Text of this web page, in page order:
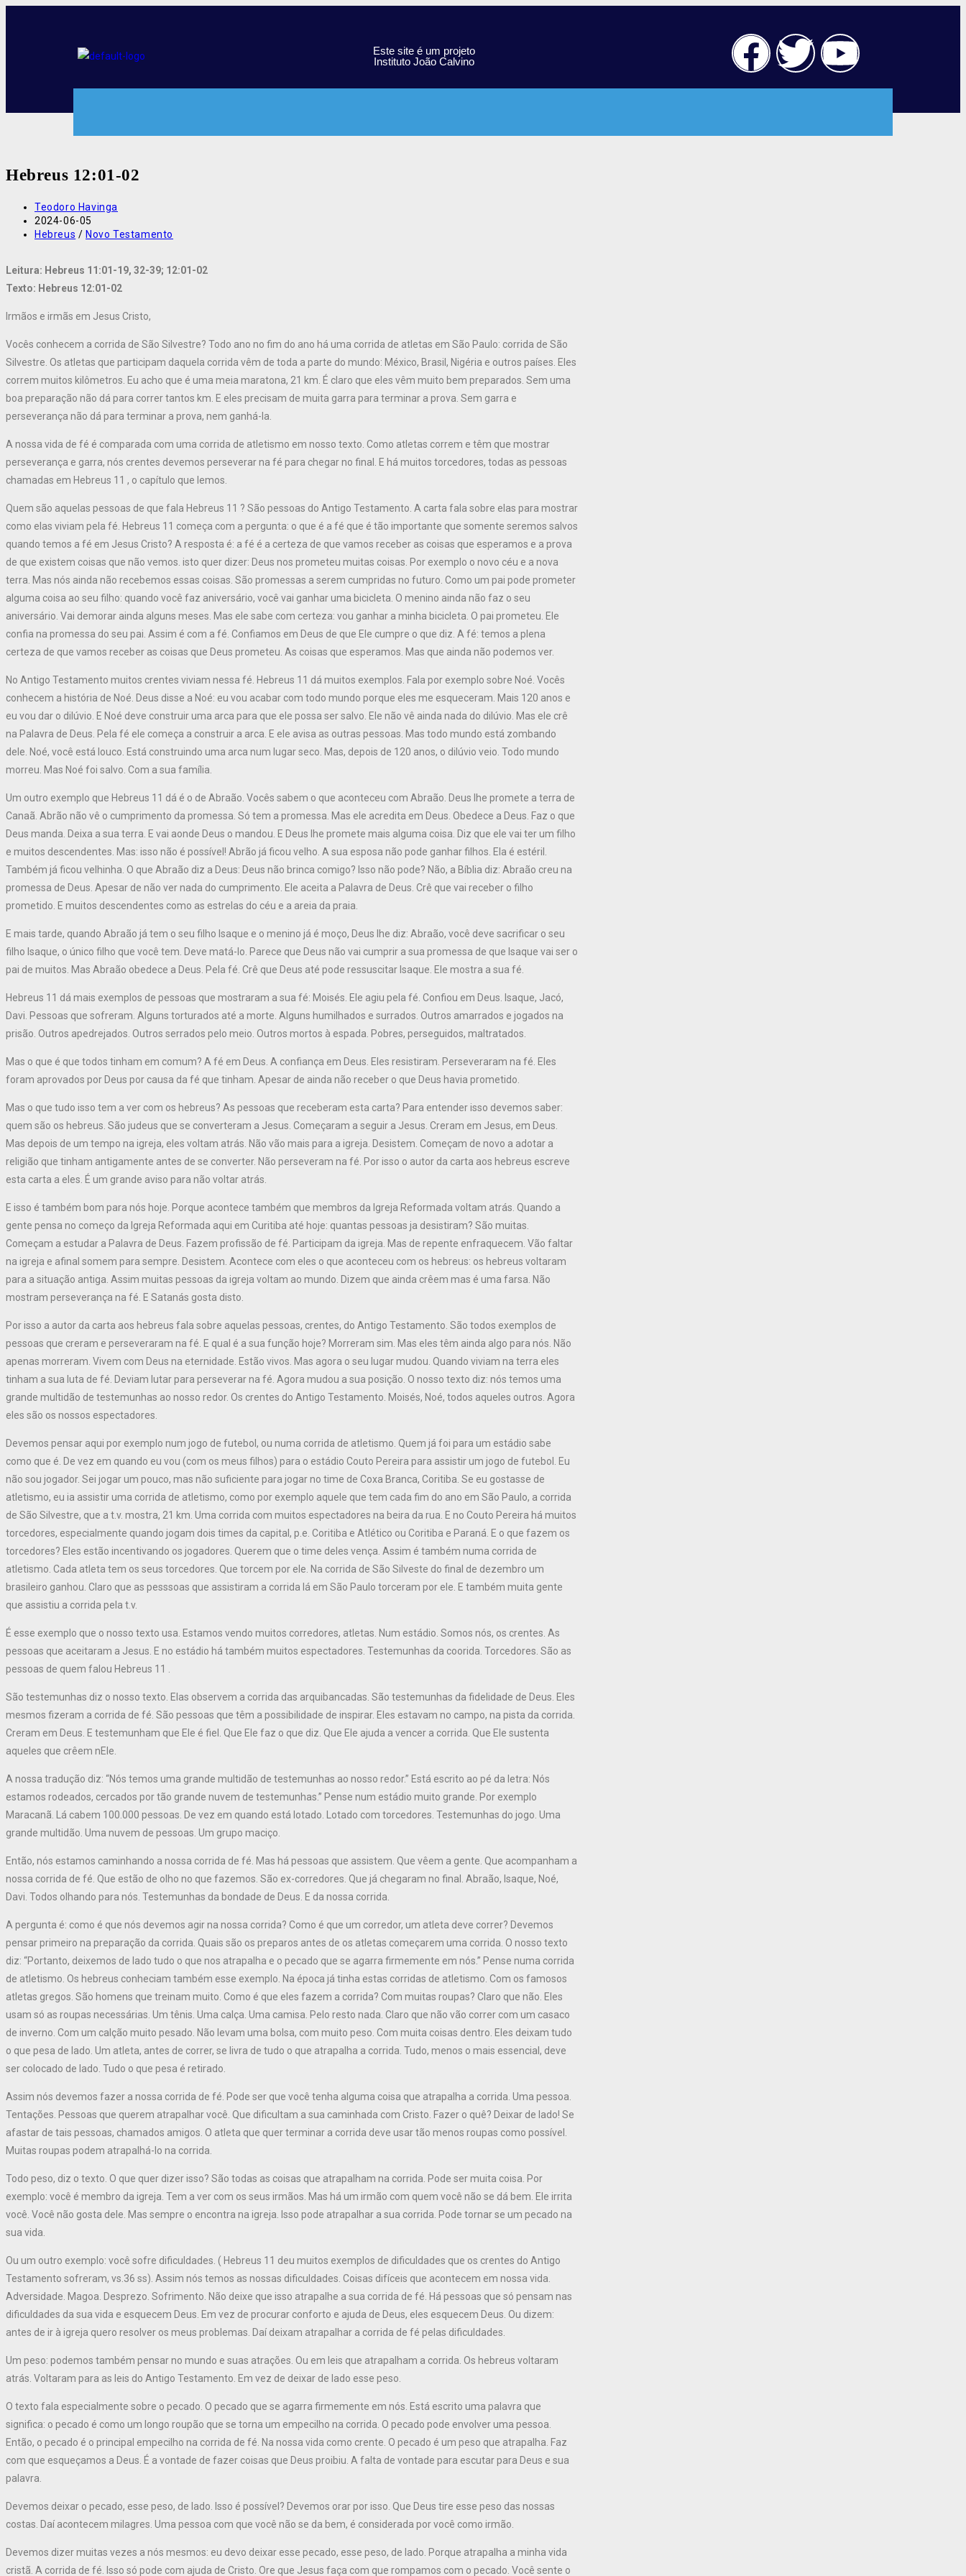
Este site é um projeto
Instituto João Calvino
Hebreus 12:01-02
Teodoro Havinga
2024-06-05
Hebreus / Novo Testamento
Leitura: Hebreus 11:01-19, 32-39; 12:01-02
Texto: Hebreus 12:01-02
Irmãos e irmãs em Jesus Cristo,
Vocês conhecem a corrida de São Silvestre? Todo ano no fim do ano há uma corrida de atletas em São Paulo: corrida de São
Silvestre. Os atletas que participam daquela corrida vêm de toda a parte do mundo: México, Brasil, Nigéria e outros países. Eles
correm muitos kilômetros. Eu acho que é uma meia maratona, 21 km. É claro que eles vêm muito bem preparados. Sem uma
boa preparação não dá para correr tantos km. E eles precisam de muita garra para terminar a prova. Sem garra e
perseverança não dá para terminar a prova, nem ganhá-la.
A nossa vida de fé é comparada com uma corrida de atletismo em nosso texto. Como atletas correm e têm que mostrar
perseverança e garra, nós crentes devemos perseverar na fé para chegar no final. E há muitos torcedores, todas as pessoas
chamadas em Hebreus 11 , o capítulo que lemos.
Quem são aquelas pessoas de que fala Hebreus 11 ? São pessoas do Antigo Testamento. A carta fala sobre elas para mostrar
como elas viviam pela fé. Hebreus 11 começa com a pergunta: o que é a fé que é tão importante que somente seremos salvos
quando temos a fé em Jesus Cristo? A resposta é: a fé é a certeza de que vamos receber as coisas que esperamos e a prova
de que existem coisas que não vemos. isto quer dizer: Deus nos prometeu muitas coisas. Por exemplo o novo céu e a nova
terra. Mas nós ainda não recebemos essas coisas. São promessas a serem cumpridas no futuro. Como um pai pode prometer
alguma coisa ao seu filho: quando você faz aniversário, você vai ganhar uma bicicleta. O menino ainda não faz o seu
aniversário. Vai demorar ainda alguns meses. Mas ele sabe com certeza: vou ganhar a minha bicicleta. O pai prometeu. Ele
confia na promessa do seu pai. Assim é com a fé. Confiamos em Deus de que Ele cumpre o que diz. A fé: temos a plena
certeza de que vamos receber as coisas que Deus prometeu. As coisas que esperamos. Mas que ainda não podemos ver.
No Antigo Testamento muitos crentes viviam nessa fé. Hebreus 11 dá muitos exemplos. Fala por exemplo sobre Noé. Vocês
conhecem a história de Noé. Deus disse a Noé: eu vou acabar com todo mundo porque eles me esqueceram. Mais 120 anos e
eu vou dar o dilúvio. E Noé deve construir uma arca para que ele possa ser salvo. Ele não vê ainda nada do dilúvio. Mas ele crê
na Palavra de Deus. Pela fé ele começa a construir a arca. E ele avisa as outras pessoas. Mas todo mundo está zombando
dele. Noé, você está louco. Está construindo uma arca num lugar seco. Mas, depois de 120 anos, o dilúvio veio. Todo mundo
morreu. Mas Noé foi salvo. Com a sua família.
Um outro exemplo que Hebreus 11 dá é o de Abraão. Vocês sabem o que aconteceu com Abraão. Deus lhe promete a terra de
Canaã. Abrão não vê o cumprimento da promessa. Só tem a promessa. Mas ele acredita em Deus. Obedece a Deus. Faz o que
Deus manda. Deixa a sua terra. E vai aonde Deus o mandou. E Deus lhe promete mais alguma coisa. Diz que ele vai ter um filho
e muitos descendentes. Mas: isso não é possível! Abrão já ficou velho. A sua esposa não pode ganhar filhos. Ela é estéril.
Também já ficou velhinha. O que Abraão diz a Deus: Deus não brinca comigo? Isso não pode? Não, a Bíblia diz: Abraão creu na
promessa de Deus. Apesar de não ver nada do cumprimento. Ele aceita a Palavra de Deus. Crê que vai receber o filho
prometido. E muitos descendentes como as estrelas do céu e a areia da praia.
E mais tarde, quando Abraão já tem o seu filho Isaque e o menino já é moço, Deus lhe diz: Abraão, você deve sacrificar o seu
filho Isaque, o único filho que você tem. Deve matá-lo. Parece que Deus não vai cumprir a sua promessa de que Isaque vai ser o
pai de muitos. Mas Abraão obedece a Deus. Pela fé. Crê que Deus até pode ressuscitar Isaque. Ele mostra a sua fé.
Hebreus 11 dá mais exemplos de pessoas que mostraram a sua fé: Moisés. Ele agiu pela fé. Confiou em Deus. Isaque, Jacó,
Davi. Pessoas que sofreram. Alguns torturados até a morte. Alguns humilhados e surrados. Outros amarrados e jogados na
prisão. Outros apedrejados. Outros serrados pelo meio. Outros mortos à espada. Pobres, perseguidos, maltratados.
Mas o que é que todos tinham em comum? A fé em Deus. A confiança em Deus. Eles resistiram. Perseveraram na fé. Eles
foram aprovados por Deus por causa da fé que tinham. Apesar de ainda não receber o que Deus havia prometido.
Mas o que tudo isso tem a ver com os hebreus? As pessoas que receberam esta carta? Para entender isso devemos saber:
quem são os hebreus. São judeus que se converteram a Jesus. Começaram a seguir a Jesus. Creram em Jesus, em Deus.
Mas depois de um tempo na igreja, eles voltam atrás. Não vão mais para a igreja. Desistem. Começam de novo a adotar a
religião que tinham antigamente antes de se converter. Não perseveram na fé. Por isso o autor da carta aos hebreus escreve
esta carta a eles. É um grande aviso para não voltar atrás.
E isso é também bom para nós hoje. Porque acontece também que membros da Igreja Reformada voltam atrás. Quando a
gente pensa no começo da Igreja Reformada aqui em Curitiba até hoje: quantas pessoas ja desistiram? São muitas.
Começam a estudar a Palavra de Deus. Fazem profissão de fé. Participam da igreja. Mas de repente enfraquecem. Vão faltar
na igreja e afinal somem para sempre. Desistem. Acontece com eles o que aconteceu com os hebreus: os hebreus voltaram
para a situação antiga. Assim muitas pessoas da igreja voltam ao mundo. Dizem que ainda crêem mas é uma farsa. Não
mostram perseverança na fé. E Satanás gosta disto.
Por isso a autor da carta aos hebreus fala sobre aquelas pessoas, crentes, do Antigo Testamento. São todos exemplos de
pessoas que creram e perseveraram na fé. E qual é a sua função hoje? Morreram sim. Mas eles têm ainda algo para nós. Não
apenas morreram. Vivem com Deus na eternidade. Estão vivos. Mas agora o seu lugar mudou. Quando viviam na terra eles
tinham a sua luta de fé. Deviam lutar para perseverar na fé. Agora mudou a sua posição. O nosso texto diz: nós temos uma
grande multidão de testemunhas ao nosso redor. Os crentes do Antigo Testamento. Moisés, Noé, todos aqueles outros. Agora
eles são os nossos espectadores.
Devemos pensar aqui por exemplo num jogo de futebol, ou numa corrida de atletismo. Quem já foi para um estádio sabe
como que é. De vez em quando eu vou (com os meus filhos) para o estádio Couto Pereira para assistir um jogo de futebol. Eu
não sou jogador. Sei jogar um pouco, mas não suficiente para jogar no time de Coxa Branca, Coritiba. Se eu gostasse de
atletismo, eu ia assistir uma corrida de atletismo, como por exemplo aquele que tem cada fim do ano em São Paulo, a corrida
de São Silvestre, que a t.v. mostra, 21 km. Uma corrida com muitos espectadores na beira da rua. E no Couto Pereira há muitos
torcedores, especialmente quando jogam dois times da capital, p.e. Coritiba e Atlético ou Coritiba e Paraná. E o que fazem os
torcedores? Eles estão incentivando os jogadores. Querem que o time deles vença. Assim é também numa corrida de
atletismo. Cada atleta tem os seus torcedores. Que torcem por ele. Na corrida de São Silveste do final de dezembro um
brasileiro ganhou. Claro que as pesssoas que assistiram a corrida lá em São Paulo torceram por ele. E também muita gente
que assistiu a corrida pela t.v.
É esse exemplo que o nosso texto usa. Estamos vendo muitos corredores, atletas. Num estádio. Somos nós, os crentes. As
pessoas que aceitaram a Jesus. E no estádio há também muitos espectadores. Testemunhas da coorida. Torcedores. São as
pessoas de quem falou Hebreus 11 .
São testemunhas diz o nosso texto. Elas observem a corrida das arquibancadas. São testemunhas da fidelidade de Deus. Eles
mesmos fizeram a corrida de fé. São pessoas que têm a possibilidade de inspirar. Eles estavam no campo, na pista da corrida.
Creram em Deus. E testemunham que Ele é fiel. Que Ele faz o que diz. Que Ele ajuda a vencer a corrida. Que Ele sustenta
aqueles que crêem nEle.
A nossa tradução diz: “Nós temos uma grande multidão de testemunhas ao nosso redor.” Está escrito ao pé da letra: Nós
estamos rodeados, cercados por tão grande nuvem de testemunhas.” Pense num estádio muito grande. Por exemplo
Maracanã. Lá cabem 100.000 pessoas. De vez em quando está lotado. Lotado com torcedores. Testemunhas do jogo. Uma
grande multidão. Uma nuvem de pessoas. Um grupo maciço.
Então, nós estamos caminhando a nossa corrida de fé. Mas há pessoas que assistem. Que vêem a gente. Que acompanham a
nossa corrida de fé. Que estão de olho no que fazemos. São ex-corredores. Que já chegaram no final. Abraão, Isaque, Noé,
Davi. Todos olhando para nós. Testemunhas da bondade de Deus. E da nossa corrida.
A pergunta é: como é que nós devemos agir na nossa corrida? Como é que um corredor, um atleta deve correr? Devemos
pensar primeiro na preparação da corrida. Quais são os preparos antes de os atletas começarem uma corrida. O nosso texto
diz: “Portanto, deixemos de lado tudo o que nos atrapalha e o pecado que se agarra firmemente em nós.” Pense numa corrida
de atletismo. Os hebreus conheciam também esse exemplo. Na época já tinha estas corridas de atletismo. Com os famosos
atletas gregos. São homens que treinam muito. Como é que eles fazem a corrida? Com muitas roupas? Claro que não. Eles
usam só as roupas necessárias. Um tênis. Uma calça. Uma camisa. Pelo resto nada. Claro que não vão correr com um casaco
de inverno. Com um calção muito pesado. Não levam uma bolsa, com muito peso. Com muita coisas dentro. Eles deixam tudo
o que pesa de lado. Um atleta, antes de correr, se livra de tudo o que atrapalha a corrida. Tudo, menos o mais essencial, deve
ser colocado de lado. Tudo o que pesa é retirado.
Assim nós devemos fazer a nossa corrida de fé. Pode ser que você tenha alguma coisa que atrapalha a corrida. Uma pessoa.
Tentações. Pessoas que querem atrapalhar você. Que dificultam a sua caminhada com Cristo. Fazer o quê? Deixar de lado! Se
afastar de tais pessoas, chamados amigos. O atleta que quer terminar a corrida deve usar tão menos roupas como possível.
Muitas roupas podem atrapalhá-lo na corrida.
Todo peso, diz o texto. O que quer dizer isso? São todas as coisas que atrapalham na corrida. Pode ser muita coisa. Por
exemplo: você é membro da igreja. Tem a ver com os seus irmãos. Mas há um irmão com quem você não se dá bem. Ele irrita
você. Você não gosta dele. Mas sempre o encontra na igreja. Isso pode atrapalhar a sua corrida. Pode tornar se um pecado na
sua vida.
Ou um outro exemplo: você sofre dificuldades. ( Hebreus 11 deu muitos exemplos de dificuldades que os crentes do Antigo
Testamento sofreram, vs.36 ss). Assim nós temos as nossas dificuldades. Coisas difíceis que acontecem em nossa vida.
Adversidade. Magoa. Desprezo. Sofrimento. Não deixe que isso atrapalhe a sua corrida de fé. Há pessoas que só pensam nas
dificuldades da sua vida e esquecem Deus. Em vez de procurar conforto e ajuda de Deus, eles esquecem Deus. Ou dizem:
antes de ir à igreja quero resolver os meus problemas. Daí deixam atrapalhar a corrida de fé pelas dificuldades.
Um peso: podemos também pensar no mundo e suas atrações. Ou em leis que atrapalham a corrida. Os hebreus voltaram
atrás. Voltaram para as leis do Antigo Testamento. Em vez de deixar de lado esse peso.
O texto fala especialmente sobre o pecado. O pecado que se agarra firmemente em nós. Está escrito uma palavra que
significa: o pecado é como um longo roupão que se torna um empecilho na corrida. O pecado pode envolver uma pessoa.
Então, o pecado é o principal empecilho na corrida de fé. Na nossa vida como crente. O pecado é um peso que atrapalha. Faz
com que esqueçamos a Deus. É a vontade de fazer coisas que Deus proibiu. A falta de vontade para escutar para Deus e sua
palavra.
Devemos deixar o pecado, esse peso, de lado. Isso é possível? Devemos orar por isso. Que Deus tire esse peso das nossas
costas. Daí acontecem milagres. Uma pessoa com que você não se da bem, é considerada por você como irmão.
Devemos dizer muitas vezes a nós mesmos: eu devo deixar esse pecado, esse peso, de lado. Porque atrapalha a minha vida
cristã. A corrida de fé. Isso só pode com ajuda de Cristo. Ore que Jesus faça com que rompamos com o pecado. Você sente o